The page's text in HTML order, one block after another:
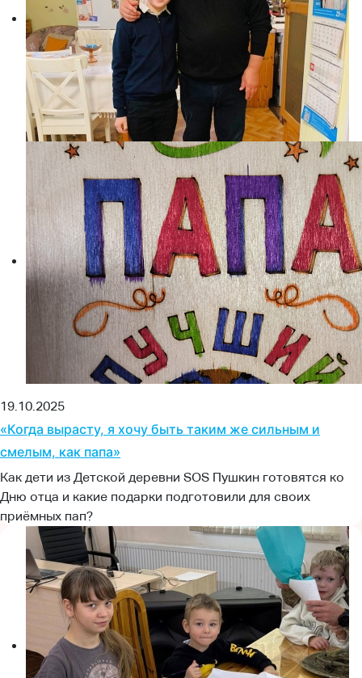
19.10.2025
«Когда вырасту, я хочу быть таким же сильным и
смелым, как папа»
Как дети из Детской деревни SOS Пушкин готовятся ко
Дню отца и какие подарки подготовили для своих
приёмных пап?